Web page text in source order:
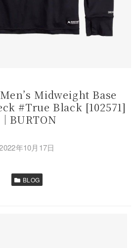
Midweight Base
#True Black [102571]
｜BURTON
年10月17日
BLOG